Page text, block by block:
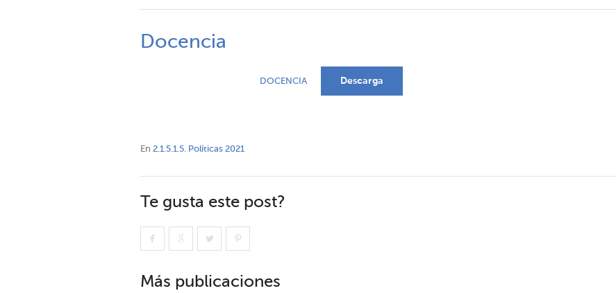
Docencia
DOCENCIA Descarga
En 2.1.5.1.5. Políticas 2021
Te gusta este post?
Más publicaciones